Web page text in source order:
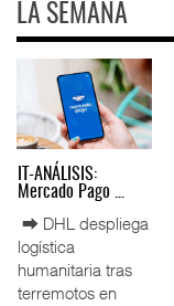
LA SEMANA
IT-ANÁLISIS: Puerto
Lázar ...
⮕ Canal de
Panamá reducirá
nuevamente el
calado de